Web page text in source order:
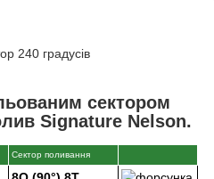
240 градусів
сектором
Signature Nelson.
Сектор поливання